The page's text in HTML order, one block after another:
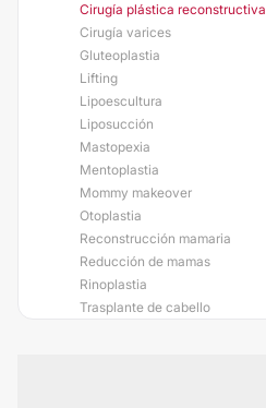
Cirugía plástica reconstructiva
Cirugía varices
Gluteoplastia
Lifting
Lipoescultura
Liposucción
Mastopexia
Mentoplastia
Mommy makeover
Otoplastia
Reconstrucción mamaria
Reducción de mamas
Rinoplastia
Trasplante de cabello